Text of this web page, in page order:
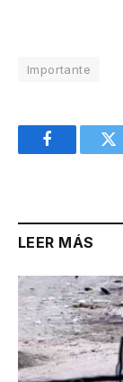
Importante
Facebook
LEER MÁS